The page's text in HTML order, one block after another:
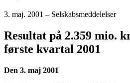
3. maj. 2001 – Selskabsmeddelelser
Resultat på 2.359 mio.
første kvartal 2001
Den 3. maj 2001